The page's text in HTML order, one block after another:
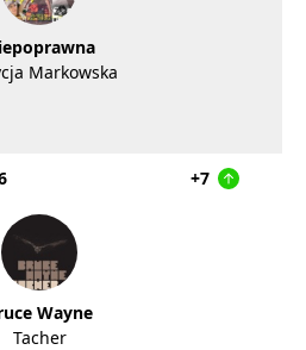
Markowska
+7
Wayne
Tacher